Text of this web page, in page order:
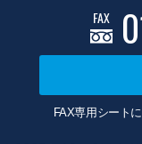
FAX
FAX専用シート